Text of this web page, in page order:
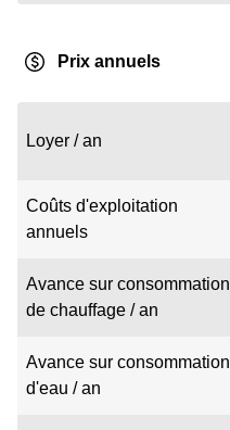
Prix annuels
Loyer / an
Coûts d'exploitation
annuels
Avance sur consommation
de chauffage / an
Avance sur consommation
d'eau / an